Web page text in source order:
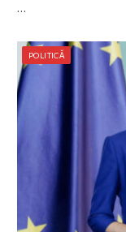
…
POLITICĂ